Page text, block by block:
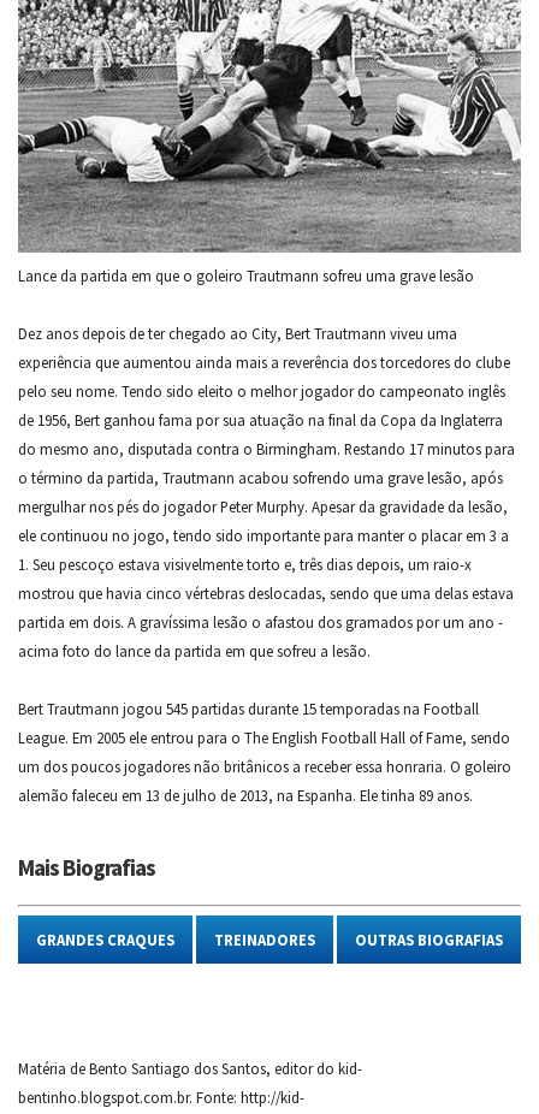
Lance da partida em que o goleiro Trautmann sofreu uma grave lesão
Dez anos depois de ter chegado ao City, Bert Trautmann viveu uma
experiência que aumentou ainda mais a reverência dos torcedores do clube
pelo seu nome. Tendo sido eleito o melhor jogador do campeonato inglês
de 1956, Bert ganhou fama por sua atuação na final da Copa da Inglaterra
do mesmo ano, disputada contra o Birmingham. Restando 17 minutos para
o término da partida, Trautmann acabou sofrendo uma grave lesão, após
mergulhar nos pés do jogador Peter Murphy. Apesar da gravidade da lesão,
ele continuou no jogo, tendo sido importante para manter o placar em 3 a
1. Seu pescoço estava visivelmente torto e, três dias depois, um raio-x
mostrou que havia cinco vértebras deslocadas, sendo que uma delas estava
partida em dois. A gravíssima lesão o afastou dos gramados por um ano -
acima foto do lance da partida em que sofreu a lesão.
Bert Trautmann jogou 545 partidas durante 15 temporadas na Football
League. Em 2005 ele entrou para o The English Football Hall of Fame, sendo
um dos poucos jogadores não britânicos a receber essa honraria. O goleiro
alemão faleceu em 13 de julho de 2013, na Espanha. Ele tinha 89 anos.
Mais Biografias
GRANDES CRAQUES TREINADORES OUTRAS BIOGRAFIAS
Matéria de Bento Santiago dos Santos, editor do kid-
bentinho.blogspot.com.br. Fonte: http://kid-